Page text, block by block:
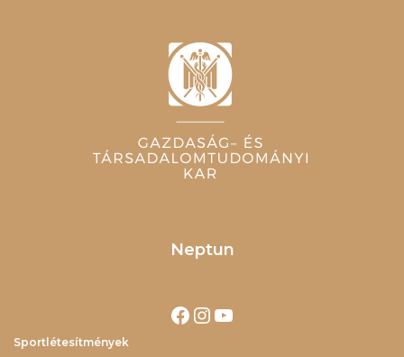
Neptun
Sportlétesítmények